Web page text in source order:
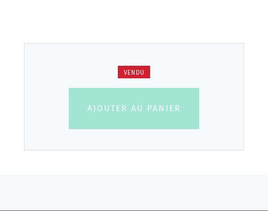
VENDU
AJOUTER AU PANIER